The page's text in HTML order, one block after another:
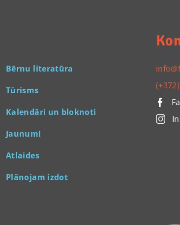
Bērnu literatūra
Tūrisms
Kalendāri un bloknoti
Jaunumi
Atlaides
Plānojam izdot